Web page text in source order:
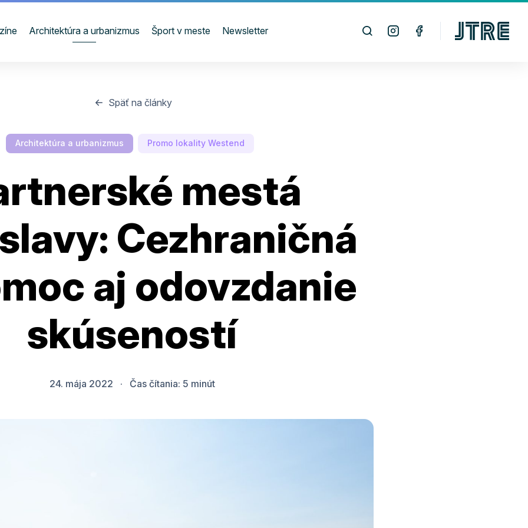
Architektúra a urbanizmus Šport v meste Newsletter
Späť na články
Architektúra a urbanizmus Promo lokality Westend
mestá
Cezhraničná
aj odovzdanie
skúseností
24. mája 2022 · Čas čítania: 5 minút